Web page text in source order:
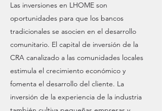
Las inversiones en LHOME son
oportunidades para que los bancos
tradicionales se asocien en el desarrollo
comunitario. El capital de inversión de la
CRA canalizado a las comunidades locales
estimula el crecimiento económico y
fomenta el desarrollo del cliente. La
inversión de la experiencia de la industria